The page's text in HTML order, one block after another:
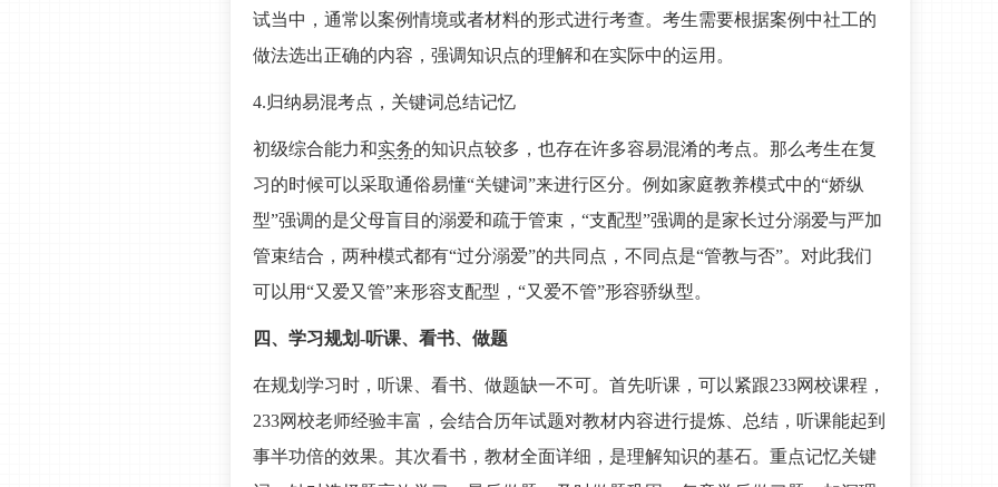
试当中，通常以案例情境或者材料的形式进行考查。考生需要根据案例中社工的
做法选出正确的内容，强调知识点的理解和在实际中的运用。
4.归纳易混考点，关键词总结记忆
初级综合能力和实务的知识点较多，也存在许多容易混淆的考点。那么考生在复
习的时候可以采取通俗易懂“关键词”来进行区分。例如家庭教养模式中的“娇纵
型”强调的是父母盲目的溺爱和疏于管束，“支配型”强调的是家长过分溺爱与严加
管束结合，两种模式都有“过分溺爱”的共同点，不同点是“管教与否”。对此我们
可以用“又爱又管”来形容支配型，“又爱不管”形容骄纵型。
四、学习规划-听课、看书、做题
在规划学习时，听课、看书、做题缺一不可。首先听课，可以紧跟233网校课程，
233网校老师经验丰富，会结合历年试题对教材内容进行提炼、总结，听课能起到
事半功倍的效果。其次看书，教材全面详细，是理解知识的基石。重点记忆关键